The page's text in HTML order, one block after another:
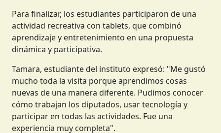
Para finalizar, los estudiantes participaron de una
actividad recreativa con tablets, que combinó
aprendizaje y entretenimiento en una propuesta
dinámica y participativa.
Tamara, estudiante del instituto expresó: "Me gustó
mucho toda la visita porque aprendimos cosas
nuevas de una manera diferente. Pudimos conocer
cómo trabajan los diputados, usar tecnología y
participar en todas las actividades. Fue una
experiencia muy completa".